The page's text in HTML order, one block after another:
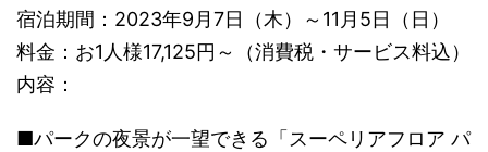
宿泊期間：2023年9月7日（木）～11月5日（日）
料金：お1人様17,125円～（消費税・サービス料込）
内容：
■パークの夜景が一望できる「スーペリアフロア パ